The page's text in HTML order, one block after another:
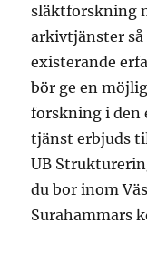
släktforskning
arkivtjänster
existerande
bör ge en
forskning i den
tjänst erbjuds
UB
du bor inom
Surahammars